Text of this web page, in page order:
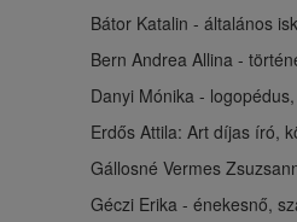
Bátor Katalin - általános
Bern Andrea Allina -
Danyi Mónika -
Erdős Attila: Art díjas író,
Gállosné Vermes
Géczi Erika - énekesnő,